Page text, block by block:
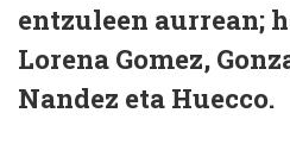
entzuleen aurrean;
Lorena Gomez,
Nandez eta Huecco.